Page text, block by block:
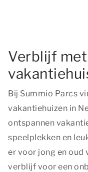
Verblijf
Bij Summio Parcs
vakantiehuizen in
ontspannen
speelplekken en
er voor jong en oud
verblijf voor een